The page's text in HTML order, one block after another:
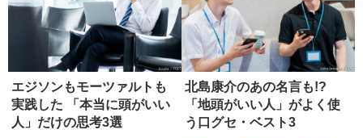
エジソンもモーツァルトも
実践した 「本当に頭がいい
人」だけの思考3選
北島康介のあの名言も!?
「地頭がいい人」がよく使
う口グセ・ベスト3